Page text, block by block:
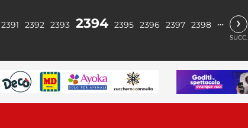
2391 2392 2393 2394 2395 2396 2397 2398 … ›
SUCC.